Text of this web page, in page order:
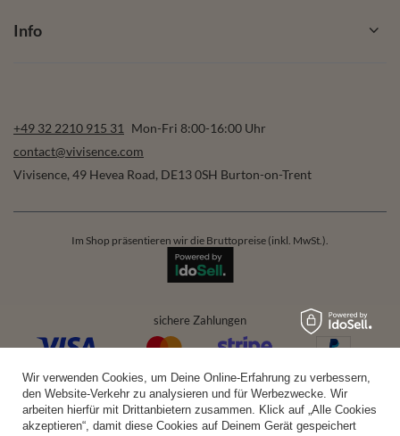
Info
+49 32 2210 915 31
Mon-Fri 8:00-16:00 Uhr
contact@vivisence.com
Vivisence, 49 Hevea Road, DE13 0SH Burton-on-Trent
Im Shop präsentieren wir die Bruttopreise (inkl. MwSt.).
sichere Zahlungen
bequeme Lieferung
Wir verwenden Cookies, um Deine Online-Erfahrung zu verbessern,
den Website-Verkehr zu analysieren und für Werbezwecke. Wir
arbeiten hierfür mit Drittanbietern zusammen. Klick auf „Alle Cookies
akzeptieren“, damit diese Cookies auf Deinem Gerät gespeichert